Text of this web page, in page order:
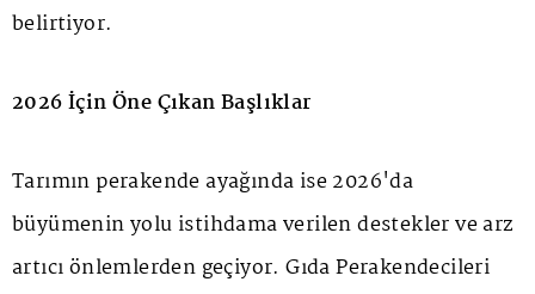
belirtiyor.
2026 İçin Öne Çıkan Başlıklar
Tarımın perakende ayağında ise 2026'da
büyümenin yolu istihdama verilen destekler ve arz
artıcı önlemlerden geçiyor. Gıda Perakendecileri